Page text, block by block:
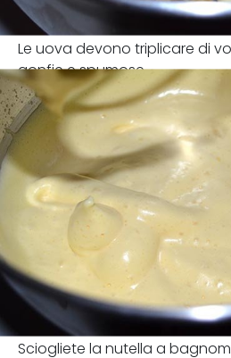
Le uova devono triplicare di
gonfie e spumose
Sciogliete la nutella a